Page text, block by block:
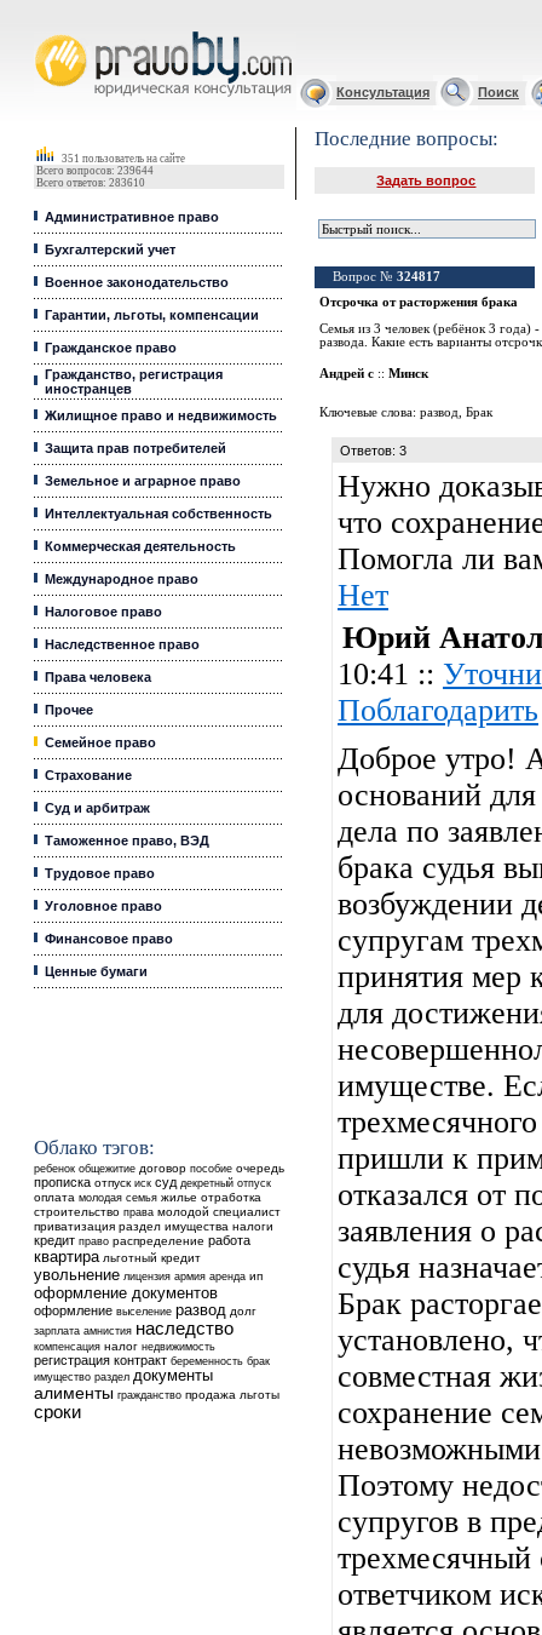
Консультация Поиск
351 пользователь на сайте
Всего вопросов: 239644
Всего ответов: 283610
Административное право
Бухгалтерский учет
Военное законодательство
Гарантии, льготы, компенсации
Гражданское право
Гражданство, регистрация
иностранцев
Жилищное право и недвижимость
Защита прав потребителей
Земельное и аграрное право
Интеллектуальная собственность
Коммерческая деятельность
Международное право
Налоговое право
Наследственное право
Права человека
Прочее
Семейное право
Страхование
Суд и арбитраж
Таможенное право, ВЭД
Трудовое право
Уголовное право
Финансовое право
Ценные бумаги
Облако тэгов:
ребенок общежитие договор пособие очередь
прописка отпуск иск суд декретный отпуск
оплата молодая семья жилье отработка
строительство права молодой специалист
приватизация раздел имущества налоги
кредит право распределение работа
квартира льготный кредит
увольнение лицензия армия аренда ип
оформление документов
оформление выселение развод долг
зарплата амнистия наследство
компенсация налог недвижимость
регистрация контракт беременность брак
имущество раздел документы
алименты гражданство продажа льготы
сроки
Последние вопросы:
Задать вопрос
Вопрос № 324817
Отсрочка от расторжения брака
Семья из 3 человек (ребёнок 3 года)
развода. Какие есть варианты
Андрей с :: Минск
Ключевые слова: развод Брак
Ответов: 3
Нужно
что
Помогла ли
Нет
Юрий
10:41 ::
Поблагодарить
Доброе утро!
оснований
дела по
брака судья
возбуждении
супругам
принятия мер
для
имуществе.
пришли к
отказался от
заявления о
судья
Брак
установлено,
совместная
сохранение
Поэтому
супругов в
трехмесячный
ответчиком